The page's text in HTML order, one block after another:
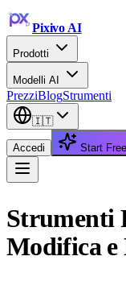
Pixivo AI
Prodotti
Modelli AI
PrezziBlogStrumenti
🇮🇹
Accedi Start Free
Strumenti
Modifica